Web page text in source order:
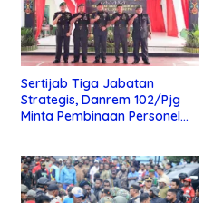
Sertijab Tiga Jabatan
Strategis, Danrem 102/Pjg
Minta Pembinaan Personel